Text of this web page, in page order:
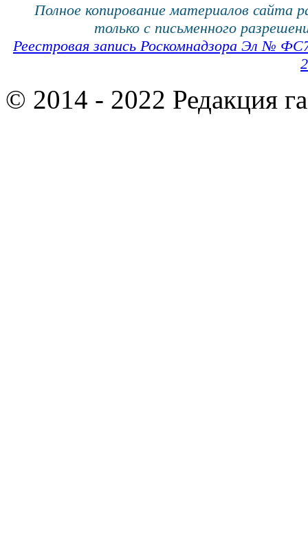
Полное копирование материалов сайта
только с письменного
Реестровая запись Роскомнадзора Эл №
© 2014 - 2022 Редакция